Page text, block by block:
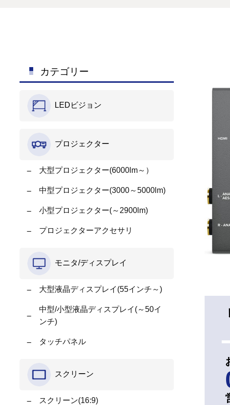
カテゴリー
LEDビジョン
プロジェクター
大型プロジェクター(6000lm～）
中型プロジェクター(3000～5000lm)
小型プロジェクター(～2900lm)
プロジェクターアクセサリ
モニタ/ディスプレイ
大型液晶ディスプレイ(55インチ～)
中型/小型液晶ディスプレイ(～50イ
ンチ)
タッチパネル
スクリーン
スクリーン(16:9)